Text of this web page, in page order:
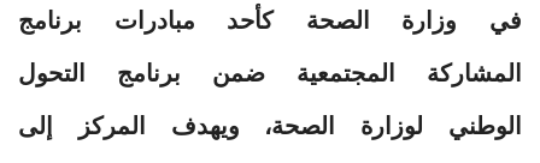
في وزارة الصحة كأحد مبادرات برنامج
المشاركة المجتمعية ضمن برنامج التحول
الوطني لوزارة الصحة، ويهدف المركز إلى